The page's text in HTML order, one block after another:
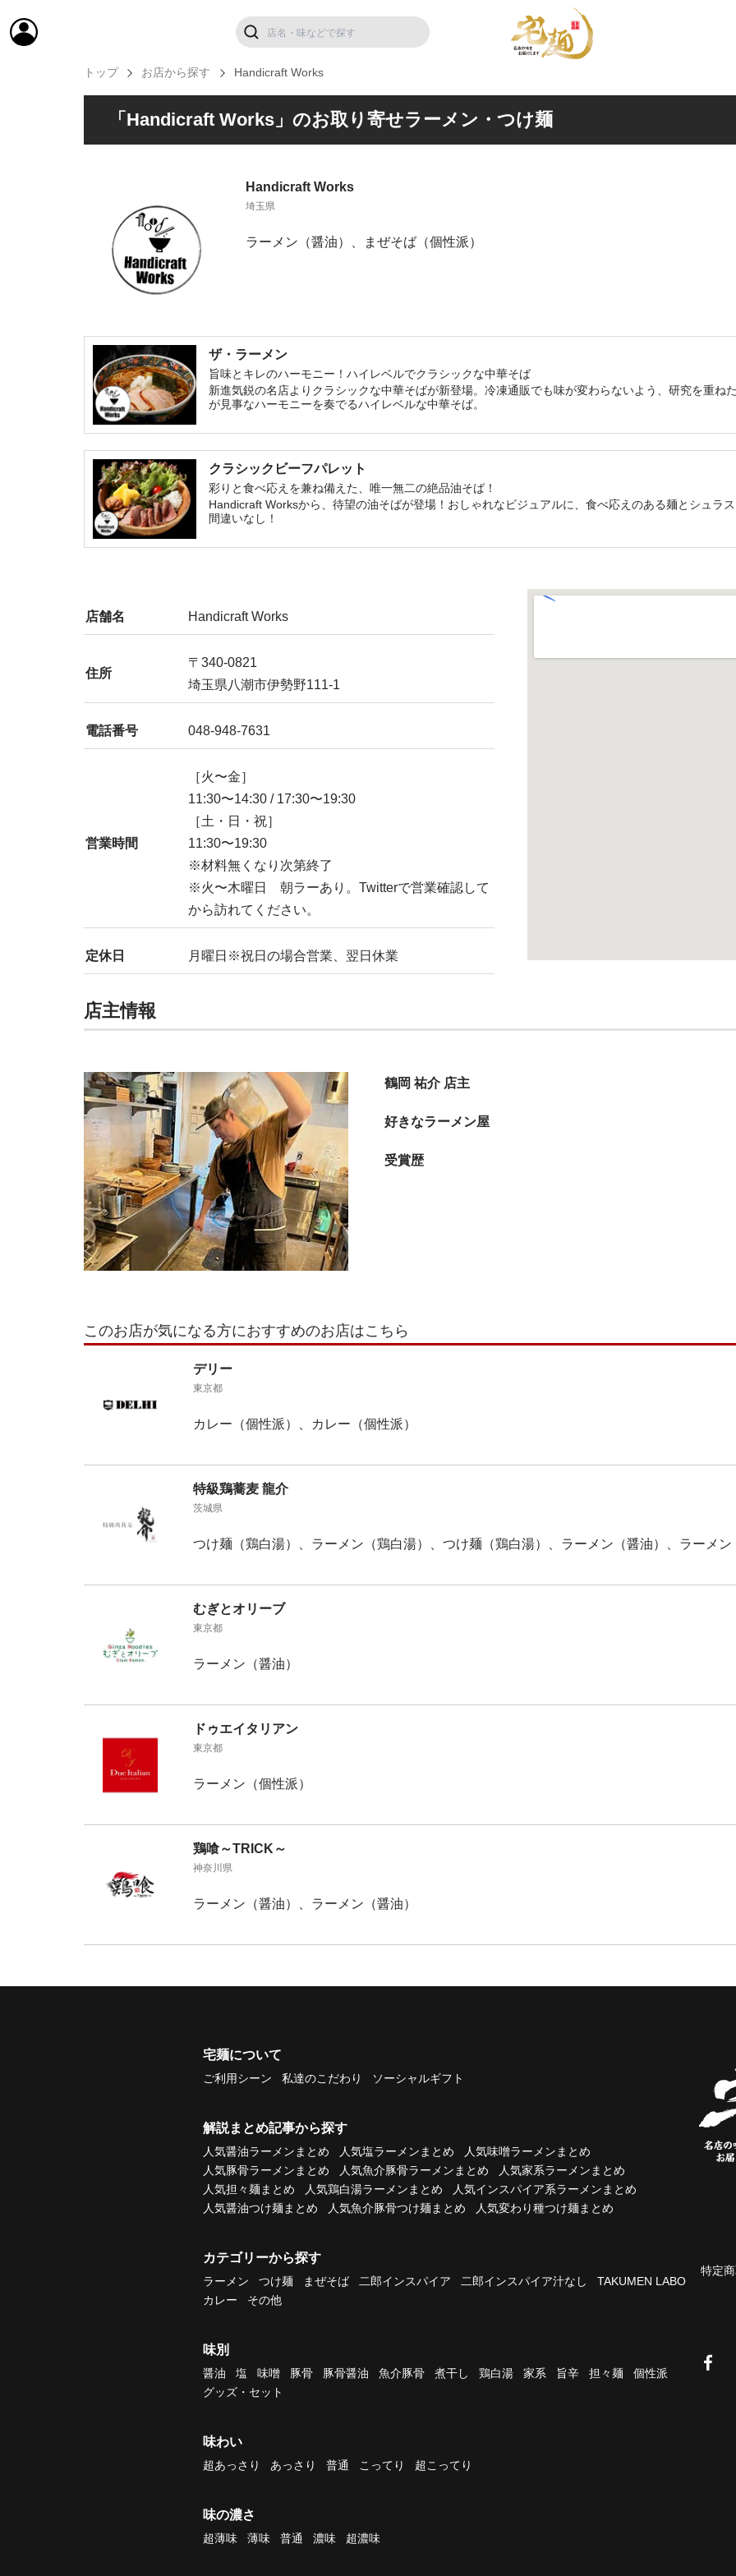
トップ お店から探す Handicraft Works
「Handicraft Works」のお取り寄せラーメン・つけ麺
Handicraft Works
埼玉県
ラーメン（醤油）、まぜそば（個性派）
ザ・ラーメン
旨味とキレのハーモニー！ハイレベルでクラシックな中華そば
新進気鋭の名店よりクラシックな中華そばが新登場。冷凍通販でも味が変わらないよう、研究を重ね
が見事なハーモニーを奏でるハイレベルな中華そば。
クラシックビーフパレット
彩りと食べ応えを兼ね備えた、唯一無二の絶品油そば！
Handicraft Worksから、待望の油そばが登場！おしゃれなビジュアルに、食べ応えのある麺とシュラ
間違いなし！
店舗名 Handicraft Works
住所
〒340-0821
埼玉県八潮市伊勢野111-1
電話番号 048-948-7631
営業時間
［火〜金］
11:30〜14:30 / 17:30〜19:30
［土・日・祝］
11:30〜19:30
※材料無くなり次第終了
※火〜木曜日 朝ラーあり。Twitterで営業確認して
から訪れてください。
定休日 月曜日※祝日の場合営業、翌日休業
店主情報
鶴岡 祐介 店主
好きなラーメン屋
受賞歴
このお店が気になる方におすすめのお店はこちら
デリー
東京都
カレー（個性派）、カレー（個性派）
特級鶏蕎麦 龍介
茨城県
つけ麺（鶏白湯）、ラーメン（鶏白湯）、つけ麺（鶏白湯）、ラーメン（醤油）、ラーメン
むぎとオリーブ
東京都
ラーメン（醤油）
ドゥエイタリアン
東京都
ラーメン（個性派）
鶏喰～TRICK～
神奈川県
ラーメン（醤油）、ラーメン（醤油）
宅麺について
ご利用シーン 私達のこだわり ソーシャルギフト
解説まとめ記事から探す
人気醤油ラーメンまとめ 人気塩ラーメンまとめ
人気味噌ラーメンまとめ
人気豚骨ラーメンまとめ
人気魚介豚骨ラーメンまとめ
人気家系ラーメンまとめ
人気担々麺まとめ
人気鶏白湯ラーメンまとめ
人気インスパイア系ラーメンまとめ
人気醤油つけ麺まとめ
人気魚介豚骨つけ麺まとめ 人気変わり種つけ麺まとめ
カテゴリーから探す
ラーメン つけ麺 まぜそば 二郎インスパイア 二郎インスパイア汁なし
TAKUMEN LABO
カレー
その他
味別
醤油 塩 味噌 豚骨 豚骨醤油 魚介豚骨 煮干し 鶏白湯 家系 旨辛 担々麺
個性派
グッズ・セット
味わい
超あっさり あっさり 普通 こってり 超こってり
味の濃さ
超薄味 薄味 普通 濃味 超濃味
特定